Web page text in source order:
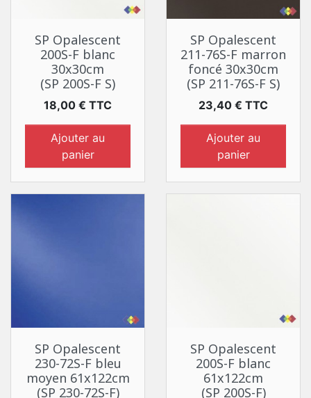
SP Opalescent
200S-F blanc
30x30cm
(SP 200S-F S)
Prix
18,00 € TTC
Ajouter au
panier
SP Opalescent
211-76S-F marron
foncé 30x30cm
(SP 211-76S-F S)
Prix
23,40 € TTC
Ajouter au
panier
SP Opalescent
230-72S-F bleu
moyen 61x122cm
(SP 230-72S-F)
SP Opalescent
200S-F blanc
61x122cm
(SP 200S-F)